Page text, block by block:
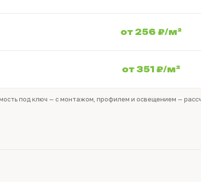
от 256 ₽/м²
от 351 ₽/м²
под ключ — с монтажом, профилем и освещением —